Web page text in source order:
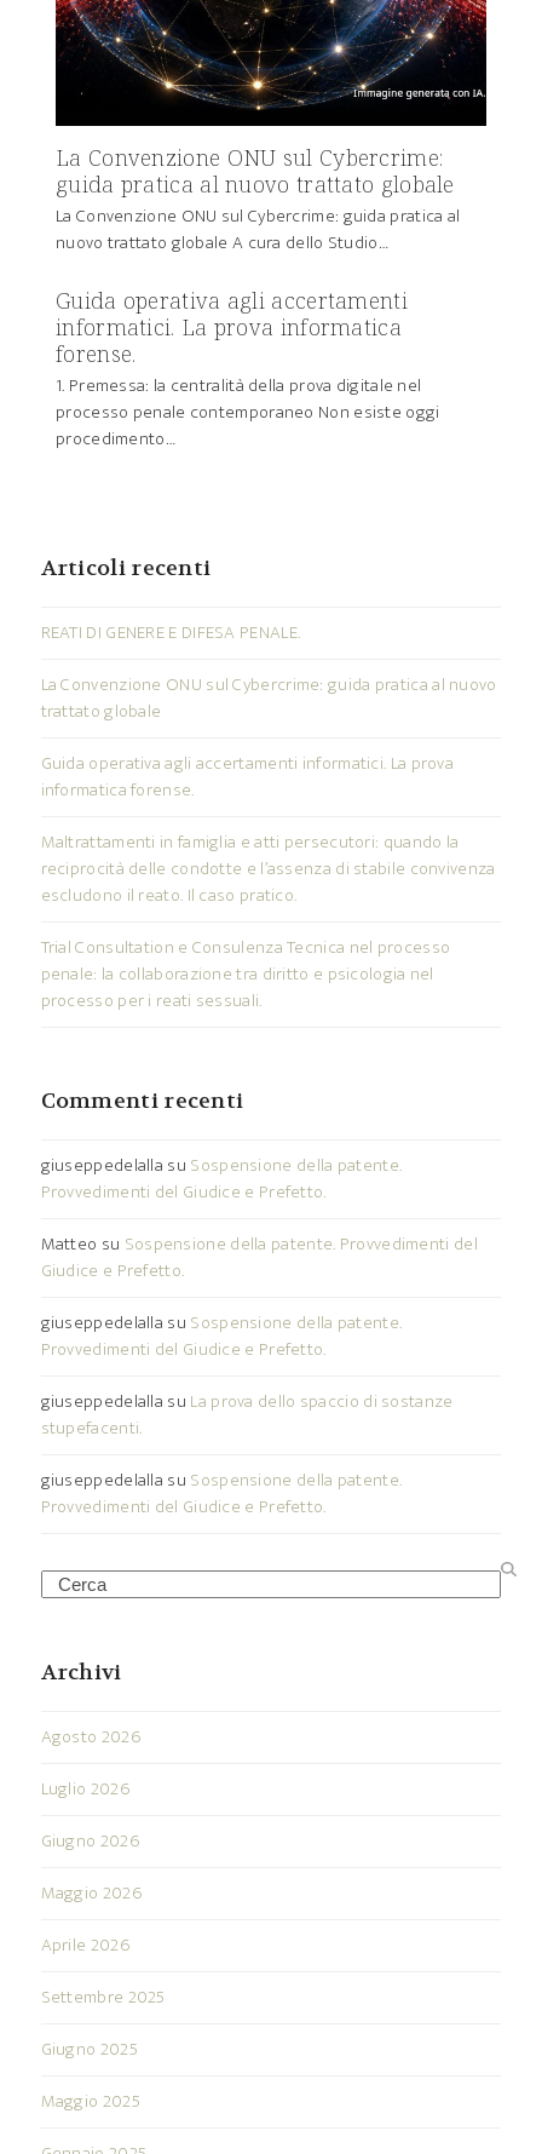
La Convenzione ONU sul Cybercrime:
guida pratica al nuovo trattato globale
La Convenzione ONU sul Cybercrime: guida pratica al
nuovo trattato globale A cura dello Studio…
Guida operativa agli accertamenti
informatici. La prova informatica
forense.
1. Premessa: la centralità della prova digitale nel
processo penale contemporaneo Non esiste oggi
procedimento…
Articoli recenti
REATI DI GENERE E DIFESA PENALE.
La Convenzione ONU sul Cybercrime: guida pratica al nuovo
trattato globale
Guida operativa agli accertamenti informatici. La prova
informatica forense.
Maltrattamenti in famiglia e atti persecutori: quando la
reciprocità delle condotte e l’assenza di stabile convivenza
escludono il reato. Il caso pratico.
Trial Consultation e Consulenza Tecnica nel processo
penale: la collaborazione tra diritto e psicologia nel
processo per i reati sessuali.
Commenti recenti
giuseppedelalla su Sospensione della patente.
Provvedimenti del Giudice e Prefetto.
Matteo su Sospensione della patente. Provvedimenti del
Giudice e Prefetto.
giuseppedelalla su Sospensione della patente.
Provvedimenti del Giudice e Prefetto.
giuseppedelalla su La prova dello spaccio di sostanze
stupefacenti.
giuseppedelalla su Sospensione della patente.
Provvedimenti del Giudice e Prefetto.
Search
Archivi
Agosto 2026
Luglio 2026
Giugno 2026
Maggio 2026
Aprile 2026
Settembre 2025
Giugno 2025
Maggio 2025